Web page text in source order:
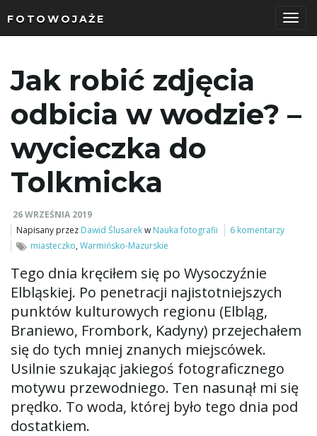
c
FOTOWOJAŻE
Jak robić zdjęcia
odbicia w wodzie? –
wycieczka do
Tolkmicka
26 WRZEŚNIA 2019
Napisany przez Dawid Ślusarekw Nauka fotografii
6 komentarzy
miasteczko,Warmińsko-Mazurskie
Tego dnia kręciłem się po Wysoczyźnie
Elbląskiej. Po penetracji najistotniejszych
punktów kulturowych regionu (Elbląg,
Braniewo, Frombork, Kadyny) przejechałem
się do tych mniej znanych miejscówek.
Usilnie szukając jakiegoś fotograficznego
motywu przewodniego. Ten nasunął mi się
prędko. To woda, której było tego dnia pod
dostatkiem.